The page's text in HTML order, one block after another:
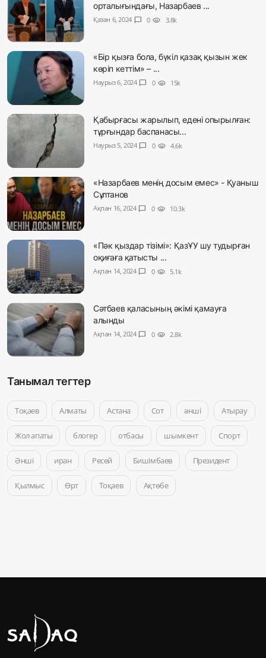
орталығындағы, Назарбаев ...
Қазан 6, 2024 chat_bubble 0 visibility 3.8k
«Бір қызға бола, бүкіл қазақ қызын жек
көріп кеттім» – ...
Наурыз 6, 2024 chat_bubble 0 visibility 15k
Қабырғасы жарылып, едені опырылған:
тұрғындар баспанасы...
Наурыз 5, 2024 chat_bubble 0 visibility 4.6k
«Назарбаев менің досым емес» - Қуаныш
Сұлтанов
Ақпан 16, 2024 chat_bubble 0 visibility 10.3k
«Пәк қыздар тізімі»: ҚазҰУ шу тудырған
оқиғаға қатысты ...
Ақпан 14, 2024 chat_bubble 0 visibility 5.1k
Сәтбаев қаласының әкімі қамауға
алынды
Ақпан 14, 2024 chat_bubble 0 visibility 2.8k
Танымал тегтер
Тоқаев Алматы Астана Сот әнші Атырау
Жол апаты блогер отбасы шымкент Спорт
Әнші иран Ресей Бишімбаев Президент
Қылмыс Өрт Тоқаев Ақтөбе